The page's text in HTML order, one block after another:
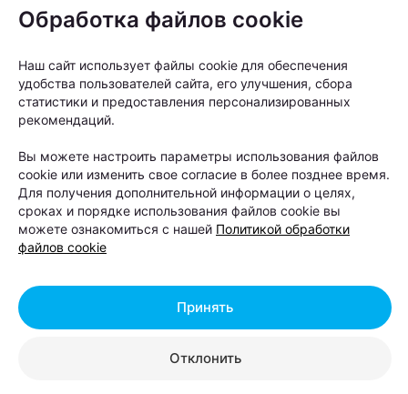
Селицкого, соседство с МКАД. Авторы называют
невозможно придумать искусственно.
Обработка файлов cookie
Наш сайт использует файлы cookie для обеспечения
удобства пользователей сайта, его улучшения, сбора
статистики и предоставления персонализированных
рекомендаций.
Вы можете настроить параметры использования файлов
cookie или изменить свое согласие в более позднее время.
Для получения дополнительной информации о целях,
сроках и порядке использования файлов cookie вы
можете ознакомиться с нашей Политикой обработки
файлов cookie
Отклонить
Принять